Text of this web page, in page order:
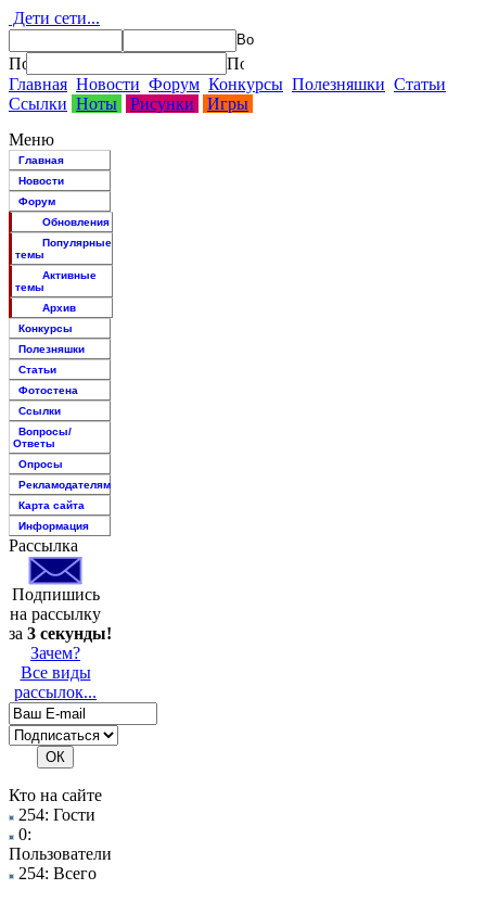
Дети сети...
Главная Новости Форум Конкурсы Полезняшки Статьи
Ссылки Ноты Рисунки
Игры
Меню
Главная
Новости
Форум
Обновления
Популярные
темы
Активные
темы
Архив
Конкурсы
Полезняшки
Статьи
Фотостена
Ссылки
Вопросы/
Ответы
Опросы
Рекламодателям
Карта сайта
Информация
Рассылка
Подпишись
на рассылку
за 3 секунды!
Зачем?
Все виды
рассылок...
Кто на сайте
254: Гости
0:
Пользователи
254: Всего